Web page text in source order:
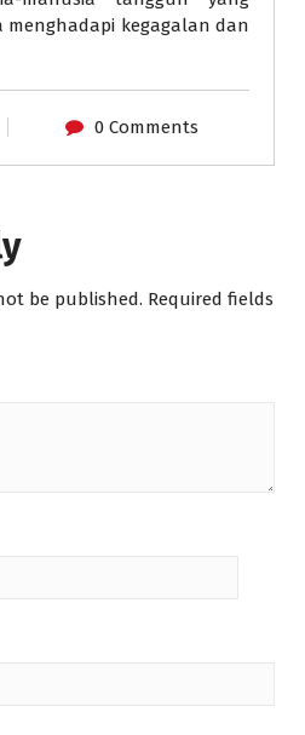
kegagalan dan
0 Comments
be published. Required fields